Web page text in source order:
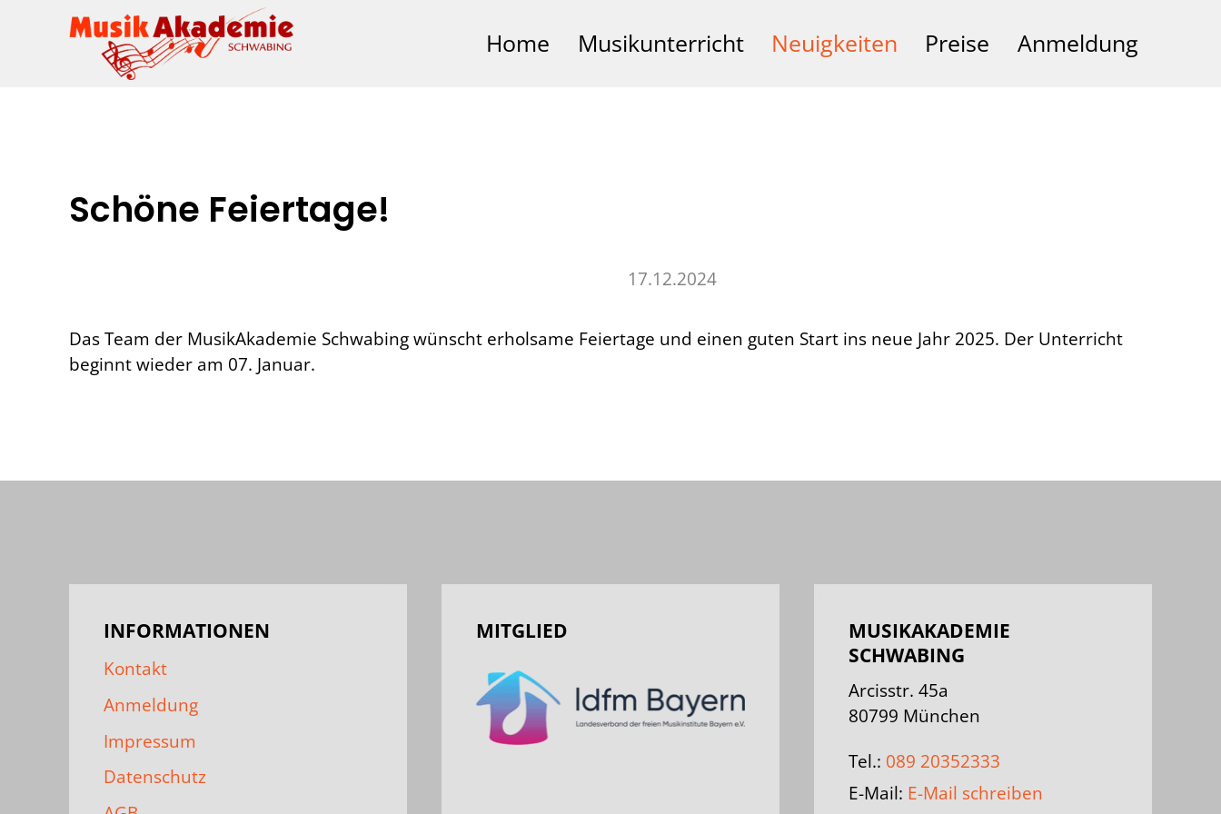
Home Musikunterricht Neuigkeiten Preise Anmeldung
Schöne Feiertage!
17.12.2024
Das Team der MusikAkademie Schwabing wünscht erholsame Feiertage und einen guten Start ins neue Jahr 2025. Der Unterricht
beginnt wieder am 07. Januar.
INFORMATIONEN
Kontakt
Anmeldung
Impressum
Datenschutz
MITGLIED
MUSIKAKADEMIE
SCHWABING
Arcisstr. 45a
80799 München
Tel.: 089 20352333
E-Mail: E-Mail schreiben